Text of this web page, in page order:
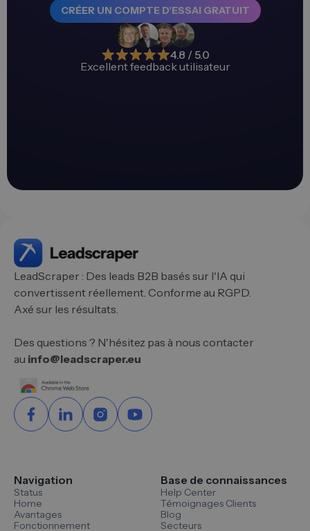
CRÉER UN COMPTE D'ESSAI GRATUIT
4.8 / 5.0
Excellent feedback utilisateur
LeadScraper : Des leads B2B basés sur l'IA qui
convertissent réellement. Conforme au RGPD.
Axé sur les résultats.
Des questions ? N'hésitez pas à nous contacter
au info@leadscraper.eu
Navigation
Status
Home
Avantages
Fonctionnement
Base de connaissances
Help Center
Témoignages Clients
Blog
Secteurs